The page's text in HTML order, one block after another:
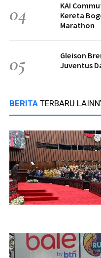
04
KAI
Kereta
Marathon
05
Gleison
Juventus
BERITA TERBARU